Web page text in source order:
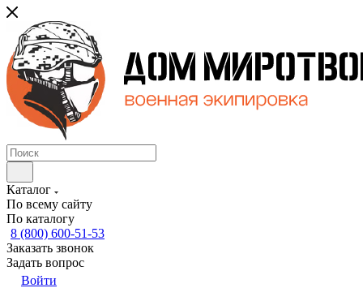
Каталог
По всему сайту
По каталогу
8 (800) 600-51-53
Заказать звонок
Задать вопрос
Войти